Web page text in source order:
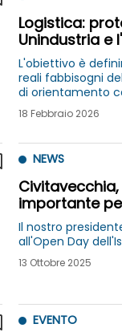
Logistica:
Unindustria e
L'obiettivo è
reali fabbisogni
di orientamento
l'inserimento
settore
18 Febbraio 2026
NEWS
Civitavecchia,
importante
Il nostro
all'Open Day
13 Ottobre 2025
EVENTO